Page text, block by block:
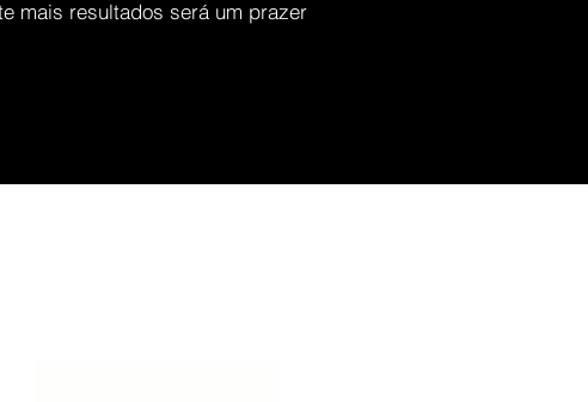
mais resultados será um prazer